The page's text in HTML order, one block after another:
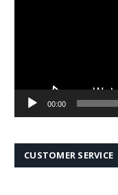
00:00
CUSTOMER SERVICE